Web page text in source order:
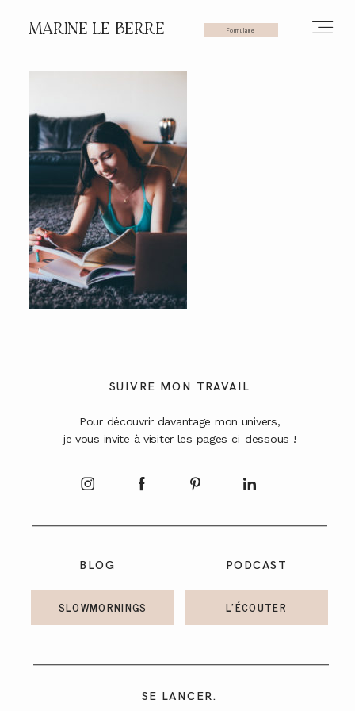
MARINE LE BERRE Formulaire
BLOG
SE LANCER.
SUIVRE MON TRAVAIL
SLOWMORNINGS
Pour découvrir davantage mon univers,
je vous invite à visiter les pages ci-dessous !
PODCAST
L'ÉCOUTER
PHOTOS
VIDÉOS
SERVICES
CONTACT